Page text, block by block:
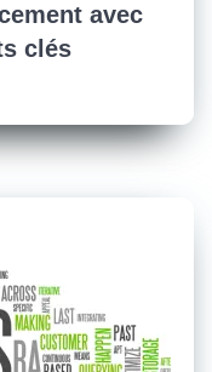
avec
clés